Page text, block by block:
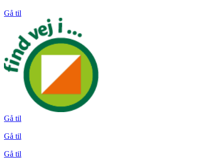
Gå til
Gå til
Gå til
Gå til